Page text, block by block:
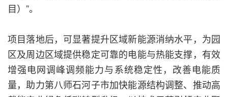
目）”。
项目落地后，可显著提升区域新能源消纳水平，为园
区及周边区域提供稳定可靠的电能与热能支撑，有效
增强电网调峰调频能力与系统稳定性，改善电能质
量，助力第八师石河子市加快能源结构调整、推动高